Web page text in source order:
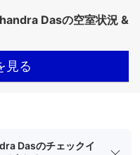
Dasの空室状況 &
見る
Dasのチェックイ